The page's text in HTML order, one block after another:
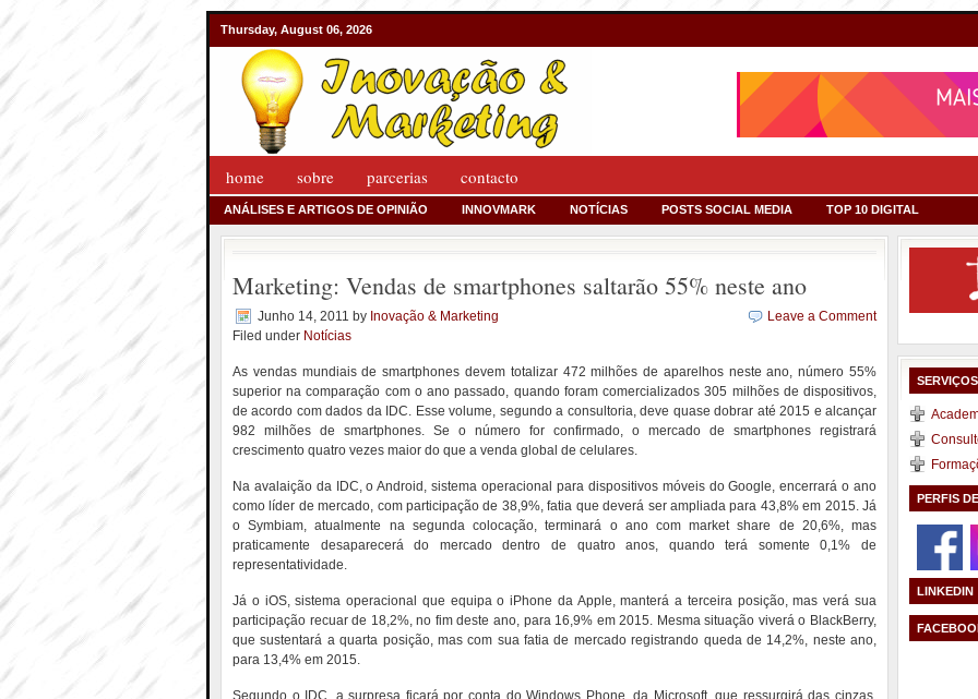
Thursday, August 06, 2026
home sobre parcerias contacto
ANÁLISES E ARTIGOS DE OPINIÃO INNOVMARK NOTÍCIAS POSTS SOCIAL MEDIA TOP 10 DIGITAL
Marketing: Vendas de smartphones saltarão 55% neste ano
Junho 14, 2011 by Inovação & Marketing
Filed under Notícias
Leave a Comment
As vendas mundiais de smartphones devem totalizar 472 milhões de aparelhos neste ano, número 55%
superior na comparação com o ano passado, quando foram comercializados 305 milhões de dispositivos,
de acordo com dados da IDC. Esse volume, segundo a consultoria, deve quase dobrar até 2015 e alcançar
982 milhões de smartphones. Se o número for confirmado, o mercado de smartphones registrará
crescimento quatro vezes maior do que a venda global de celulares.
Na avalaição da IDC, o Android, sistema operacional para dispositivos móveis do Google, encerrará o ano
como líder de mercado, com participação de 38,9%, fatia que deverá ser ampliada para 43,8% em 2015. Já
o Symbiam, atualmente na segunda colocação, terminará o ano com market share de 20,6%, mas
praticamente desaparecerá do mercado dentro de quatro anos, quando terá somente 0,1% de
representatividade.
Já o iOS, sistema operacional que equipa o iPhone da Apple, manterá a terceira posição, mas verá sua
participação recuar de 18,2%, no fim deste ano, para 16,9% em 2015. Mesma situação viverá o BlackBerry,
que sustentará a quarta posição, mas com sua fatia de mercado registrando queda de 14,2%, neste ano,
para 13,4% em 2015.
Segundo o IDC, a surpresa ficará por conta do Windows Phone, da Microsoft, que ressurgirá das cinzas,
PERFIS
LINKEDIN